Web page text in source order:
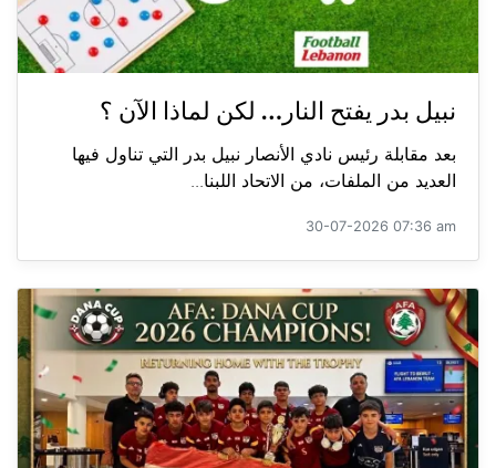
نبيل بدر يفتح النار… لكن لماذا الآن ؟
بعد مقابلة رئيس نادي الأنصار نبيل بدر التي تناول فيها
العديد من الملفات، من الاتحاد اللبنا...
30-07-2026 07:36 am